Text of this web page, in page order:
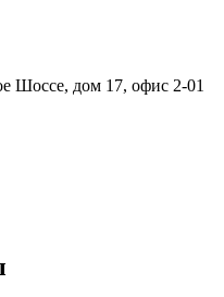
Шоссе, дом 17, офис 2-01